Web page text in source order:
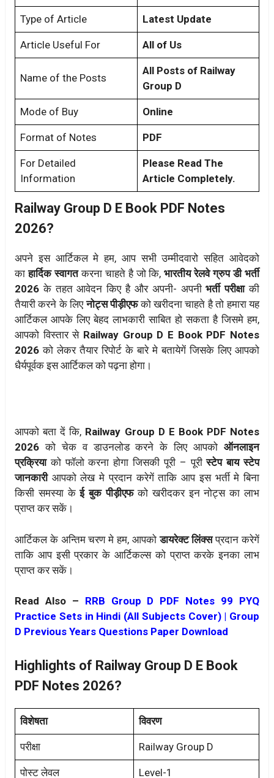
Type of Article Latest Update
Article Useful For All of Us
Name of the Posts
All Posts of Railway
Group D
Mode of Buy Online
Format of Notes PDF
For Detailed
Information
Please Read The
Article Completely.
Railway Group D E Book PDF Notes
2026?
अपने इस आर्टिकल मे हम, आप सभी उम्मीदवारो सहित आवेदको
काहार्दिक स्वागतकरना चाहते है जो कि, भारतीय रेलवे ग्रुप डी भर्ती
2026के तहत आवेदन किए है और अपनी- अपनीभर्ती परीक्षाकी
तैयारी करने के लिएनोट्स पीड़ीएफको खरीदना चाहते है तो हमारा यह
आर्टिकल आपके लिए बेहद लाभकारी साबित हो सकता है जिसमे हम,
आपको विस्तार से Railway Group D E Book PDF Notes
2026को लेकर तैयार रिपोर्ट के बारे मे बतायेगें जिसके लिए आपको
धैर्यपूर्वक इस आर्टिकल को पढ़ना होगा।
आपको बता दें कि, Railway Group D E Book PDF Notes
2026को चेक व डाउनलोड करने के लिए आपको ऑनलाइन
प्रक्रियाको फॉलो करना होगा जिसकी पूरी – पूरीस्टेप बाय स्टेप
जानकारीआपको लेख मे प्रदान करेगें ताकि आप इस भर्ती मे बिना
किसी समस्या केई बुक पीड़ीएफको खरीदकर इन नोट्स का लाभ
प्राप्त कर सकें।
आर्टिकल के अन्तिम चरण मे हम, आपकोडायरेक्ट लिंक्सप्रदान करेगें
ताकि आप इसी प्रकार के आर्टिकल्स को प्राप्त करके इनका लाभ
प्राप्त कर सकें।
Read Also – RRB Group D PDF Notes 99 PYQ
Practice Sets in Hindi (All Subjects Cover) | Group
D Previous Years Questions Paper Download
Highlights of Railway Group D E Book
PDF Notes 2026?
विशेषता विवरण
परीक्षा Railway Group D
पोस्ट लेवल Level-1